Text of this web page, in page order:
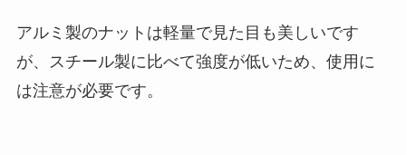
アルミ製のナットは軽量で見た目も美しいです
が、スチール製に比べて強度が低いため、使用に
は注意が必要です。